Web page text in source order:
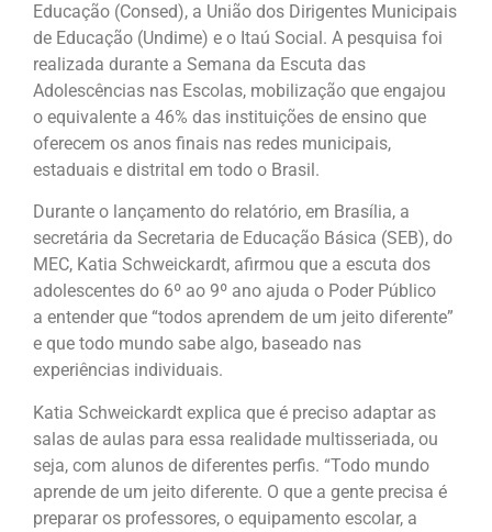
Educação (Consed), a União dos Dirigentes Municipais
de Educação (Undime) e o Itaú Social. A pesquisa foi
realizada durante a Semana da Escuta das
Adolescências nas Escolas, mobilização que engajou
o equivalente a 46% das instituições de ensino que
oferecem os anos finais nas redes municipais,
estaduais e distrital em todo o Brasil.
Durante o lançamento do relatório, em Brasília, a
secretária da Secretaria de Educação Básica (SEB), do
MEC, Katia Schweickardt, afirmou que a escuta dos
adolescentes do 6º ao 9º ano ajuda o Poder Público
a entender que “todos aprendem de um jeito diferente”
e que todo mundo sabe algo, baseado nas
experiências individuais.
Katia Schweickardt explica que é preciso adaptar as
salas de aulas para essa realidade multisseriada, ou
seja, com alunos de diferentes perfis. “Todo mundo
aprende de um jeito diferente. O que a gente precisa é
preparar os professores, o equipamento escolar, a